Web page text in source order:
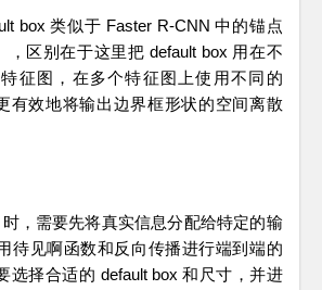
类似于 Faster R-CNN 中的锚点
，区别在于这里把 default box 用在不
征图，在多个特征图上使用不同的
有效地将输出边界框形状的空间离散
需要先将真实信息分配给特定的输
待见啊函数和反向传播进行端到端的
选择合适的 default box 和尺寸，并进